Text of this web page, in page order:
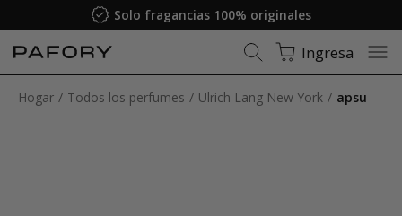
Solo fragancias 100% originales
Ingresa
Hogar Todos los perfumes Ulrich Lang New York apsu